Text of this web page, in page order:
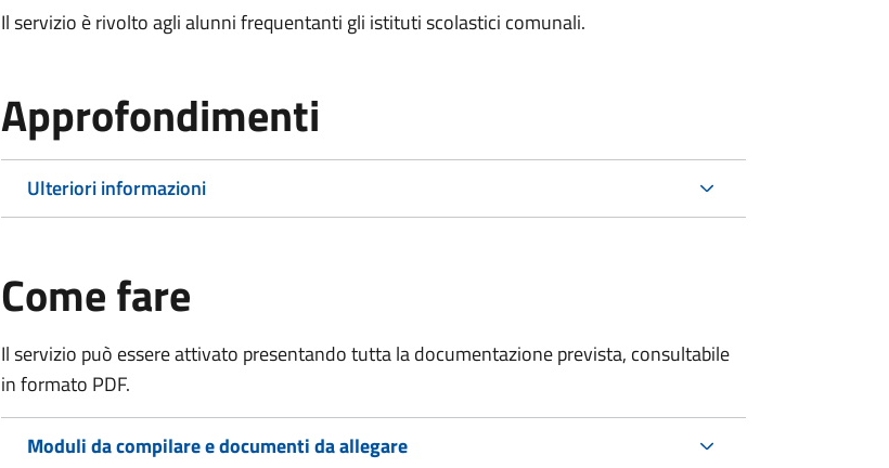
Il servizio è rivolto agli alunni frequentanti gli istituti scolastici comunali.
Approfondimenti
Ulteriori informazioni
Come fare
Il servizio può essere attivato presentando tutta la documentazione prevista, consultabile
in formato PDF.
Moduli da compilare e documenti da allegare